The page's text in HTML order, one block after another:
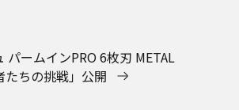
パームインPRO 6枚刃 METAL
ちの挑戦」公開